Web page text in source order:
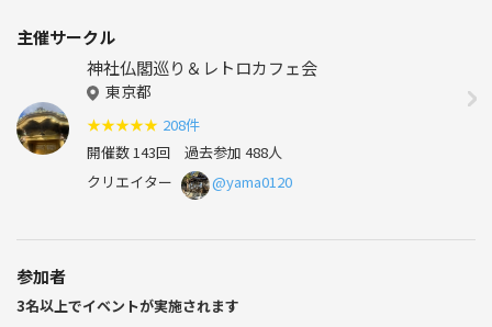
主催サークル
神社仏閣巡り＆レトロカフェ会
東京都
★★★★★ 208件
開催数 143回 過去参加 488人
クリエイター
@yama0120
参加者
3名以上でイベントが実施されます